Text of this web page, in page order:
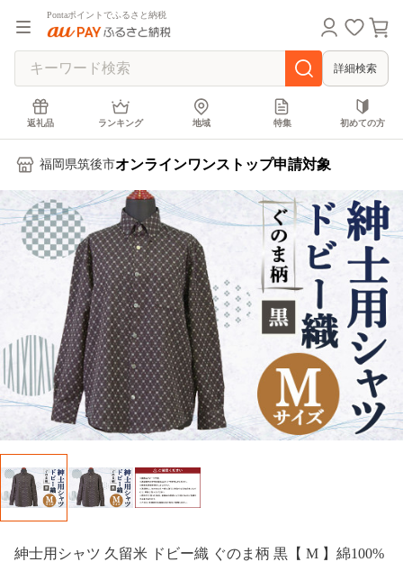
Pontaポイントでふるさと納税
詳細検索
返礼品 ランキング 地域 特集 初めての方
福岡県筑後市オンラインワンストップ申請対象
紳士用シャツ 久留米 ドビー織 ぐのま柄 黒【 M 】綿100%